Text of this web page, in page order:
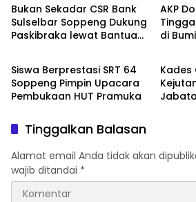
Bukan Sekadar CSR Bank
Sulselbar Soppeng Dukung
Paskibraka lewat Bantuan
AKP
di
Metro
Siswa Berprestasi SRT 64
Soppeng Pimpin Upacara
Pembukaan HUT Pramuka
Metro
Kades
Tinggalkan Balasan
Alamat email Anda tidak akan
wajib ditandai *